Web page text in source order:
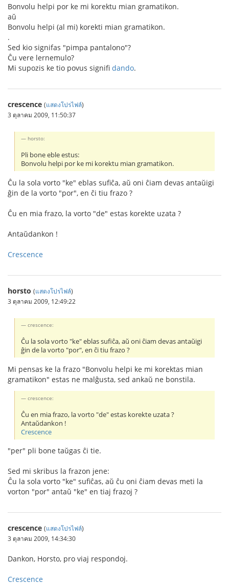
Bonvolu helpi por ke mi korektu mian gramatikon.
aŭ
Bonvolu helpi (al mi) korekti mian gramatikon.
.
Sed kio signifas "pimpa pantalono"?
Ĉu vere lernemulo?
Mi supozis ke tio povus signifi dando.
crescence (แสดงโปรไฟล์)
3 ตุลาคม 2009, 11:50:37
horsto:
Pli bone eble estus:
Bonvolu helpi por ke mi korektu mian gramatikon.
Ĉu la sola vorto "ke" eblas sufiĉa, aŭ oni ĉiam devas antaŭigi
ĝin de la vorto "por", en ĉi tiu frazo ?
Ĉu en mia frazo, la vorto "de" estas korekte uzata ?
Antaŭdankon !
Crescence
horsto (แสดงโปรไฟล์)
3 ตุลาคม 2009, 12:49:22
crescence:
Ĉu la sola vorto "ke" eblas sufiĉa, aŭ oni ĉiam devas antaŭigi
ĝin de la vorto "por", en ĉi tiu frazo ?
Mi pensas ke la frazo "Bonvolu helpi ke mi korektas mian
gramatikon" estas ne malĝusta, sed ankaŭ ne bonstila.
crescence:
Ĉu en mia frazo, la vorto "de" estas korekte uzata ?
Antaŭdankon !
Crescence
"per" pli bone taŭgas ĉi tie.
Sed mi skribus la frazon jene:
Ĉu la sola vorto "ke" sufiĉas, aŭ ĉu oni ĉiam devas meti la
vorton "por" antaŭ "ke" en tiaj frazoj ?
crescence (แสดงโปรไฟล์)
3 ตุลาคม 2009, 14:34:30
Dankon, Horsto, pro viaj respondoj.
Crescence